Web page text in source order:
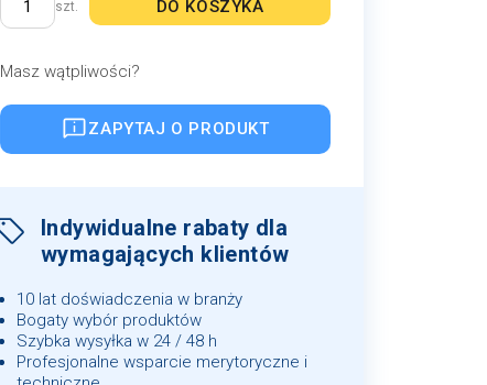
szt. DO KOSZYKA
Masz wątpliwości?
ZAPYTAJ O PRODUKT
Indywidualne rabaty dla
wymagających klientów
10 lat doświadczenia w branży
Bogaty wybór produktów
Szybka wysyłka w 24 / 48 h
Profesjonalne wsparcie merytoryczne i